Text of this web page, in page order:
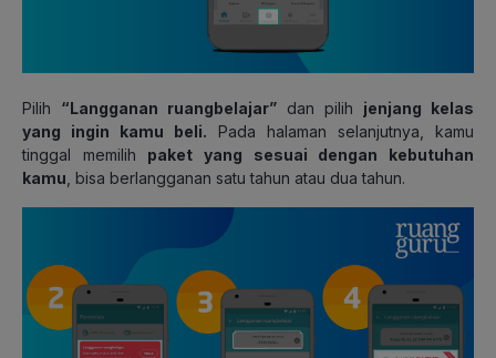
Pilih “Langganan ruangbelajar” dan pilih jenjang kelas
yang ingin kamu beli. Pada halaman selanjutnya, kamu
tinggal memilih paket yang sesuai dengan kebutuhan
kamu , bisa berlangganan satu tahun atau dua tahun.